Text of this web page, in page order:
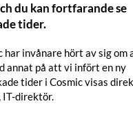
du kan fortfarande se
tider.
har invånare hört av sig om
annat på att vi infört en ny
tider i Cosmic visas
IT-direktör.